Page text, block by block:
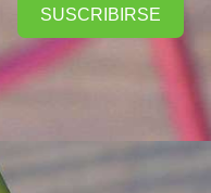
SUSCRIBIRSE